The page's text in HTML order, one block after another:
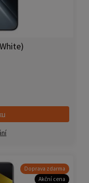
Doprava zdarma
Akční cena